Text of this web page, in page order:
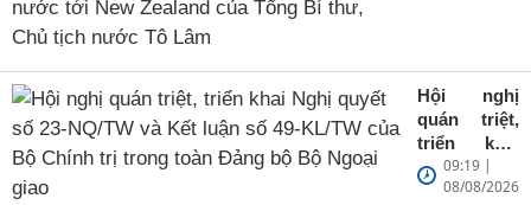
Ngoại giao
Nguyễn
Mạnh
Cường trả
lời phỏng
vấn trước
Hội nghị
quán triệt,
triển khai
Nghị quyết
số 23-
09:19 |
08/08/2026